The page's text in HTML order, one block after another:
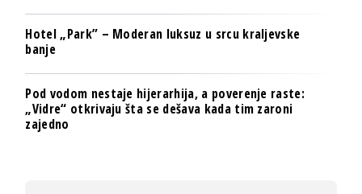
Hotel „Park” – Moderan luksuz u srcu kraljevske
banje
Pod vodom nestaje hijerarhija, a poverenje raste:
„Vidre“ otkrivaju šta se dešava kada tim zaroni
zajedno